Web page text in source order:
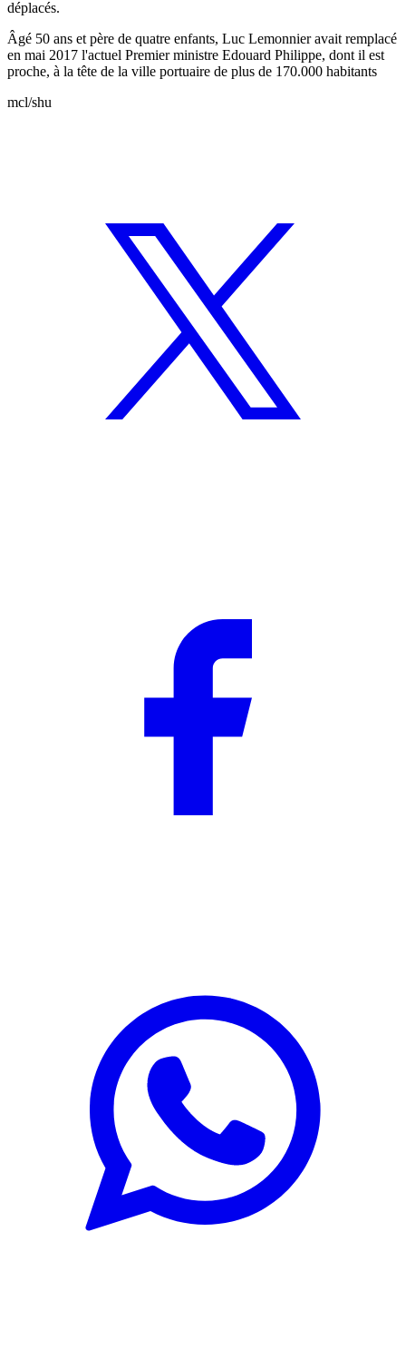
déplacés.
Âgé 50 ans et père de quatre enfants, Luc Lemonnier avait remplacé
en mai 2017 l'actuel Premier ministre Edouard Philippe, dont il est
proche, à la tête de la ville portuaire de plus de 170.000 habitants
mcl/shu